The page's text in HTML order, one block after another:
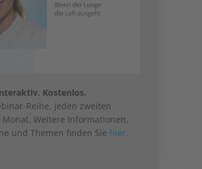
Kostenlos.
Reihe, jeden zweiten
Weitere Informationen,
und Themen finden Sie hier.